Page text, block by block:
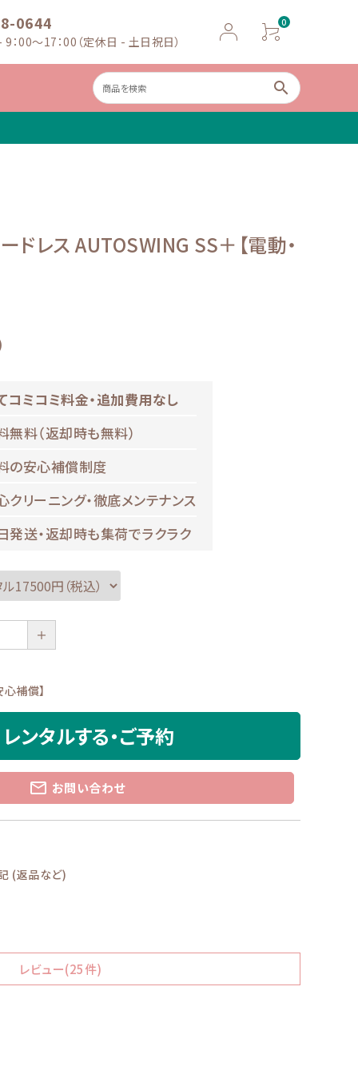
0644
：00～17：00（定休日 - 土日祝日）
0
search
ドレス AUTOSWING SS＋【電動・
コミコミ料金・追加費用なし
無料（返却時も無料）
の安心補償制度
クリーニング・徹底メンテナンス
発送・返却時も集荷でラクラク
＋
心補償】
レンタルする・ご予約
mail_outline お問い合わせ
(返品など)
レビュー(25件)